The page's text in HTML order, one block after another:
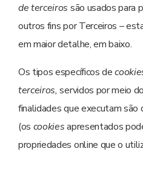
de terceiros são usados para
outros fins por Terceiros –
em maior detalhe, em baixo.
Os tipos específicos de
terceiros,servidos por meio
finalidades que executam são
(os cookiesapresentados
propriedades online que o